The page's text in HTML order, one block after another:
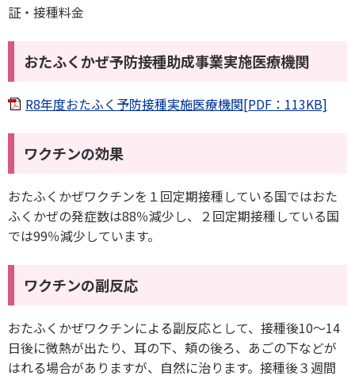
証・接種料金
おたふくかぜ予防接種助成事業実施医療機関
R8年度おたふく予防接種実施医療機関[PDF：113KB]
ワクチンの効果
おたふくかぜワクチンを１回定期接種している国ではおた
ふくかぜの発症数は88％減少し、２回定期接種している国
では99％減少しています。
ワクチンの副反応
おたふくかぜワクチンによる副反応として、接種後10～14
日後に微熱が出たり、耳の下、頬の後ろ、あごの下などが
はれる場合がありますが、自然に治ります。接種後３週間